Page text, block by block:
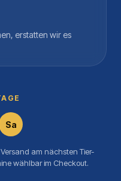
erstatten wir es
Sa
am nächsten Tier-
wählbar im Checkout.